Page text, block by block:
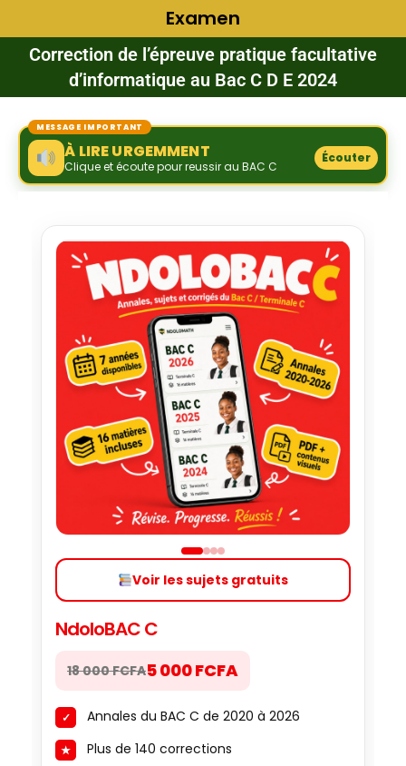
Examen
Correction de l’épreuve pratique facultative
d’informatique au Bac C D E 2024
MESSAGE IMPORTANT
À LIRE URGEMMENT
Clique et écoute pour reussir au BAC C
Écouter
Voir les sujets gratuits
NdoloBAC C
18 000 FCFA5 000 FCFA
Annales du BAC C de 2020 à 2026
Plus de 140 corrections